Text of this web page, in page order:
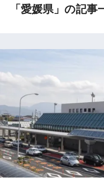
「愛媛県」の記事